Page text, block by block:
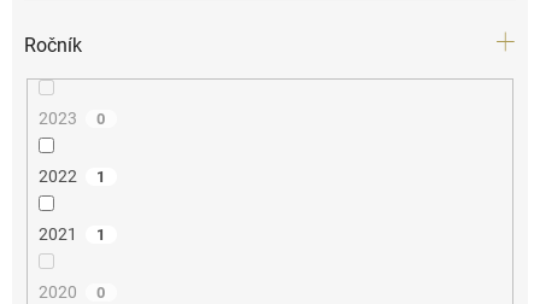
Ročník
2023 0
2022 1
2021 1
2020 0